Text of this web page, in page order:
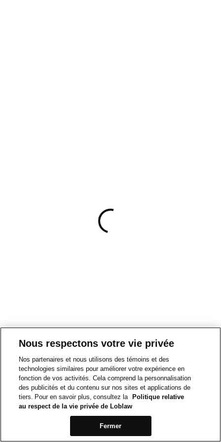
Nous respectons votre vie privée
Nos partenaires et nous utilisons des témoins et des
technologies similaires pour améliorer votre expérience en
fonction de vos activités. Cela comprend la personnalisation
des publicités et du contenu sur nos sites et applications de
tiers. Pour en savoir plus, consultez la
Politique relative
au respect de la vie privée de Loblaw
Fermer